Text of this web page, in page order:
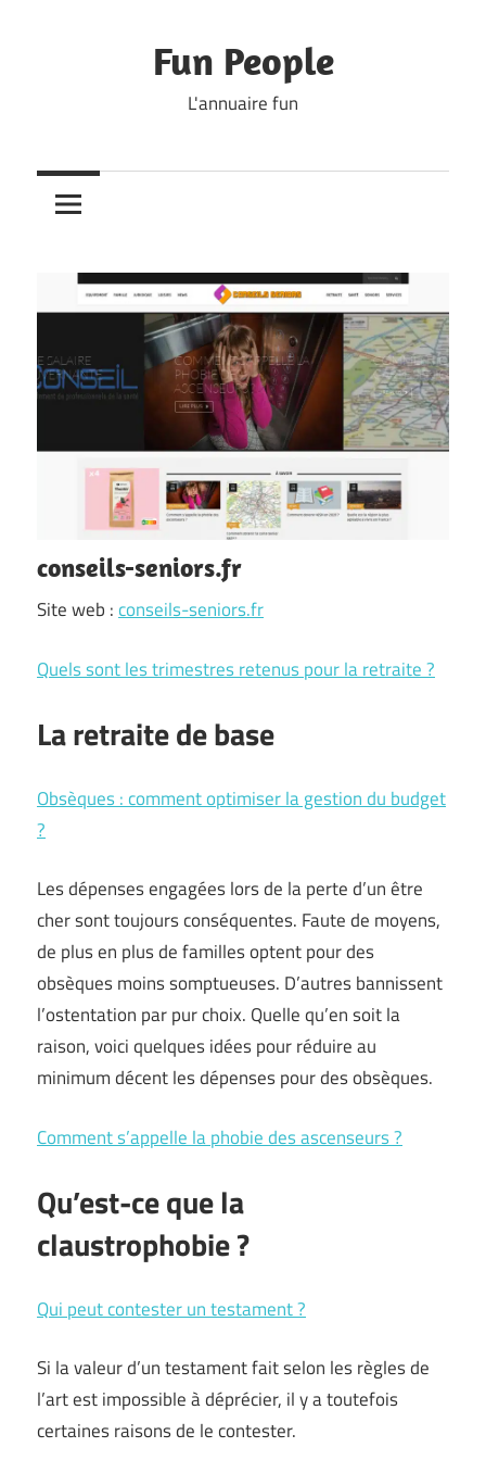
Fun People
L'annuaire fun
conseils-seniors.fr
Site web :conseils-seniors.fr
Quels sont les trimestres retenus pour la retraite ?
La retraite de base
Obsèques : comment optimiser la gestion du budget
?
Les dépenses engagées lors de la perte d’un être
cher sont toujours conséquentes. Faute de moyens,
de plus en plus de familles optent pour des
obsèques moins somptueuses. D’autres bannissent
l’ostentation par pur choix. Quelle qu’en soit la
raison, voici quelques idées pour réduire au
minimum décent les dépenses pour des obsèques.
Comment s’appelle la phobie des ascenseurs ?
Qu’est-ce que la
claustrophobie ?
Qui peut contester un testament ?
Si la valeur d’un testament fait selon les règles de
l’art est impossible à déprécier, il y a toutefois
certaines raisons de le contester.